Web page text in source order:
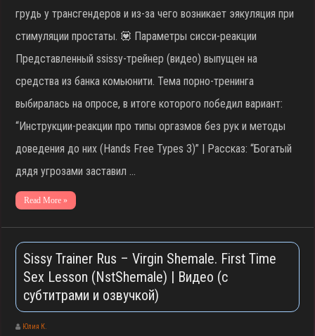
грудь у трансгендеров и из-за чего возникает эякуляция при
стимуляции простаты. 💟 Параметры сисси-реакции
Представленный ssissy-трейнер (видео) выпущен на
средства из банка комьюнити. Тема порно-тренинга
выбиралась на опросе, в итоге которого победил вариант:
“Инструкции-реакции про типы оргазмов без рук и методы
доведения до них (Hands Free Types 3)” | Рассказ: “Богатый
дядя угрозами заставил …
Read More »
Sissy Trainer Rus – Virgin Shemale. First Time
Sex Lesson (NstShemale) | Видео (с
субтитрами и озвучкой)
Юлия К.